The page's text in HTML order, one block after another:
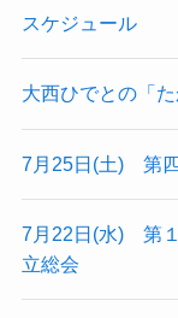
スケジュール
大西ひでとの「
7月25日(土) 第
7月22日(水) 第
立総会